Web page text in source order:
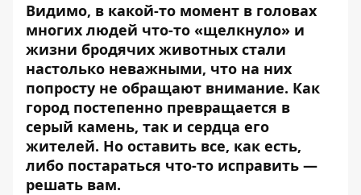
Видимо, в какой-то момент в головах
многих людей что-то «щелкнуло» и
жизни бродячих животных стали
настолько неважными, что на них
попросту не обращают внимание. Как
город постепенно превращается в
серый камень, так и сердца его
жителей. Но оставить все, как есть,
либо постараться что-то исправить —
решать вам.